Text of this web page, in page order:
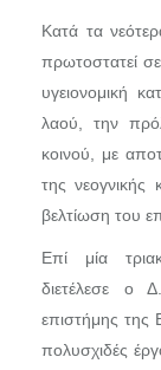
Κατά τα
πρωτοστατεί
υγειονομική
λαού, την
κοινού, με
της νεογνικής
βελτίωση του
Επί μία
διετέλεσε ο
επιστήμης της
πολυσχιδές